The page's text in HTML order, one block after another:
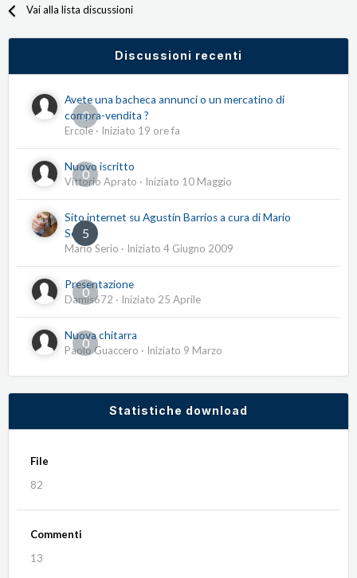
Vai alla lista discussioni
Discussioni recenti
0
Avete una bacheca annunci o un mercatino di
compra-vendita ?
Ercole · Iniziato 19 ore fa
0
Nuovo iscritto
Vittorio Aprato · Iniziato 10 Maggio
5
Sito internet su Agustín Barrios a cura di Mario
Serio
Mario Serio · Iniziato 4 Giugno 2009
0
Presentazione
Damis672 · Iniziato 25 Aprile
0
Nuova chitarra
Paolo Guaccero · Iniziato 9 Marzo
Statistiche download
File
82
Commenti
13